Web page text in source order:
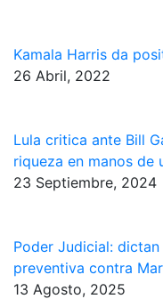
Kamala Harris da
26 Abril, 2022
Lula critica ante Bill
riqueza en manos de
23 Septiembre, 2024
Poder Judicial:
preventiva contra
13 Agosto, 2025